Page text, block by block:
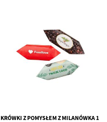
KRÓWKI Z POMYSŁEM Z MILANÓWKA 1